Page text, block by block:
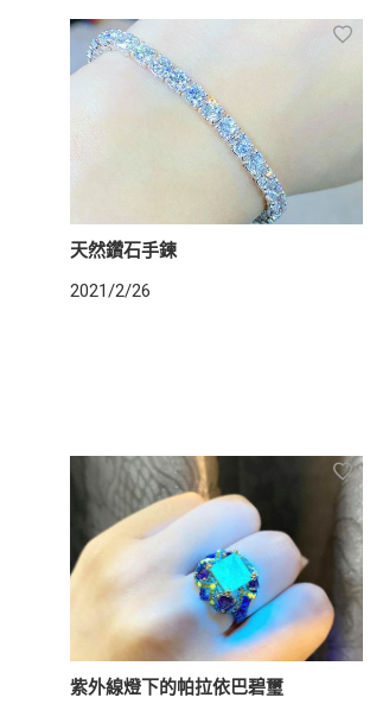
天然鑽石手鍊
2021/2/26
紫外線燈下的帕拉依巴碧璽